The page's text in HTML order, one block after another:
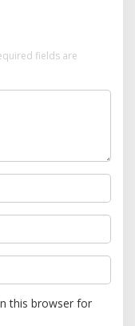
fields are
this browser for